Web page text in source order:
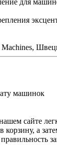
Machines,
машинок
сайте
а